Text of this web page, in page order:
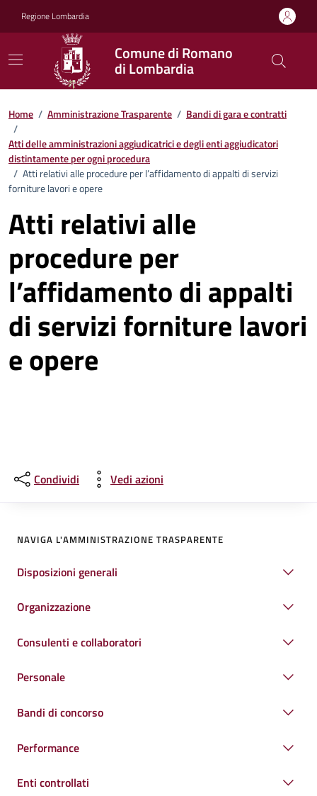
Regione Lombardia
Comune di Romano
di Lombardia
Home / Amministrazione Trasparente / Bandi di gara e contratti
/
Atti delle amministrazioni aggiudicatrici e degli enti aggiudicatori
distintamente per ogni procedura
/ Atti relativi alle procedure per l’affidamento di appalti di servizi
forniture lavori e opere
Atti relativi alle
procedure per
l’affidamento di appalti
di servizi forniture lavori
e opere
Condividi Vedi azioni
NAVIGA L'AMMINISTRAZIONE TRASPARENTE
Disposizioni generali
Organizzazione
Consulenti e collaboratori
Personale
Bandi di concorso
Performance
Enti controllati